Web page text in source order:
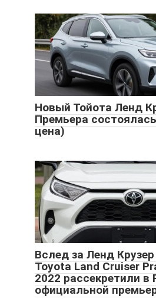
Новый Тойота Ленд
Премьера
цена)
Вслед за Ленд
Toyota Land Cruiser
2022 рассекретили
официальной